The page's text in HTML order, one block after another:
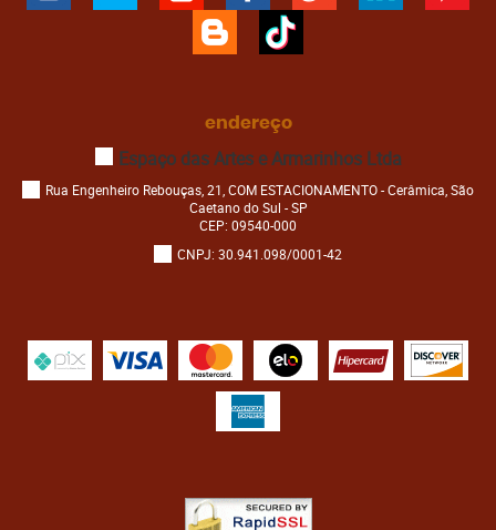
endereço
Espaço das Artes e Armarinhos Ltda
Rua Engenheiro Rebouças, 21, COM ESTACIONAMENTO-Cerâmica, São
Caetano do Sul -SP
CEP: 09540-000
CNPJ: 30.941.098/0001-42